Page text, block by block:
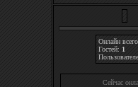
Онлайн
Гостей: 1
Cейчас